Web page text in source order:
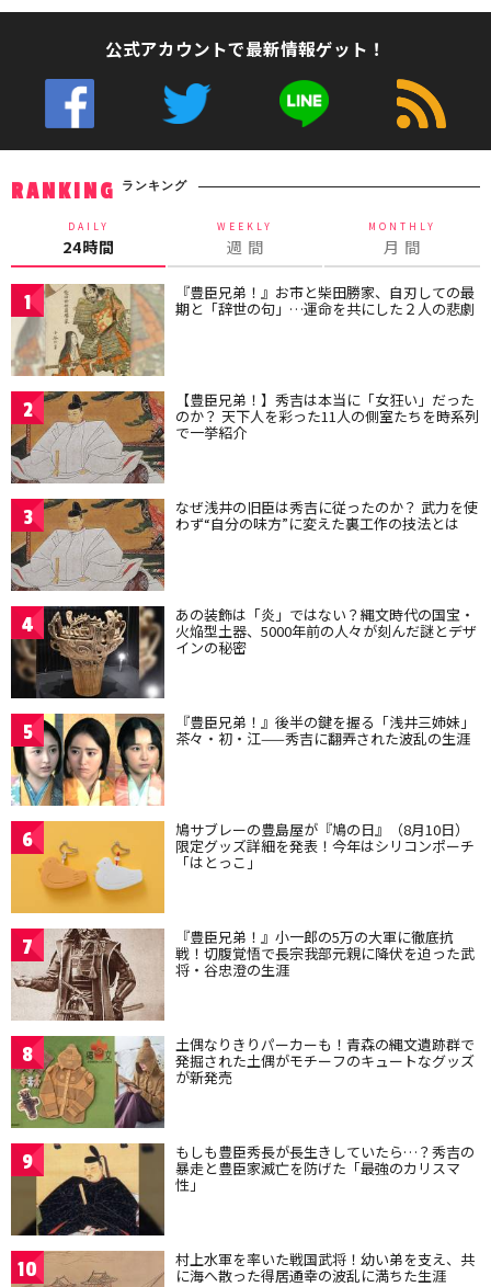
公式アカウントで最新情報ゲット！
RANKING ランキング
DAILY
24時間
WEEKLY
週 間
MONTHLY
月 間
1 『豊臣兄弟！』お市と柴田勝家、自刃しての最
期と「辞世の句」…運命を共にした２人の悲劇
2 【豊臣兄弟！】秀吉は本当に「女狂い」だった
のか？ 天下人を彩った11人の側室たちを時系列
で一挙紹介
3 なぜ浅井の旧臣は秀吉に従ったのか？ 武力を使
わず“自分の味方”に変えた裏工作の技法とは
4 あの装飾は「炎」ではない？縄文時代の国宝・
火焔型土器、5000年前の人々が刻んだ謎とデザ
インの秘密
5 『豊臣兄弟！』後半の鍵を握る「浅井三姉妹」
茶々・初・江——秀吉に翻弄された波乱の生涯
6 鳩サブレーの豊島屋が『鳩の日』（8月10日）
限定グッズ詳細を発表！今年はシリコンポーチ
「はとっこ」
7 『豊臣兄弟！』小一郎の5万の大軍に徹底抗
戦！切腹覚悟で長宗我部元親に降伏を迫った武
将・谷忠澄の生涯
8 土偶なりきりパーカーも！青森の縄文遺跡群で
発掘された土偶がモチーフのキュートなグッズ
が新発売
9 もしも豊臣秀長が長生きしていたら…？秀吉の
暴走と豊臣家滅亡を防げた「最強のカリスマ
性」
10 村上水軍を率いた戦国武将！幼い弟を支え、共
に海へ散った得居通幸の波乱に満ちた生涯